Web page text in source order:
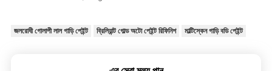
জলরোধী গোলাপী লাল গাড়ি পেইন্ট ব্রিলিয়ান্ট গোল্ড অটো পেইন্ট রিফিনিশ মাল্টিস্কেন গাড়ি বডি পেইন্ট